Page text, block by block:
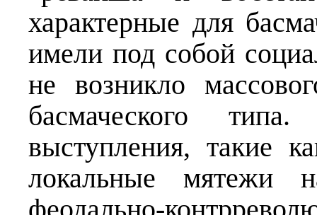
характерные для
имели под собой
не возникло
басмаческого
выступления, такие
локальные мятежи